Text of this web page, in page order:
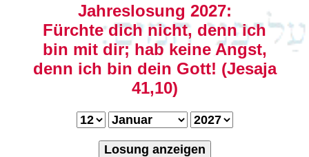
Jahreslosung 2027:
Fürchte dich nicht, denn ich
bin mit dir; hab keine Angst,
denn ich bin dein Gott! (Jesaja
41,10)
Losung anzeigen